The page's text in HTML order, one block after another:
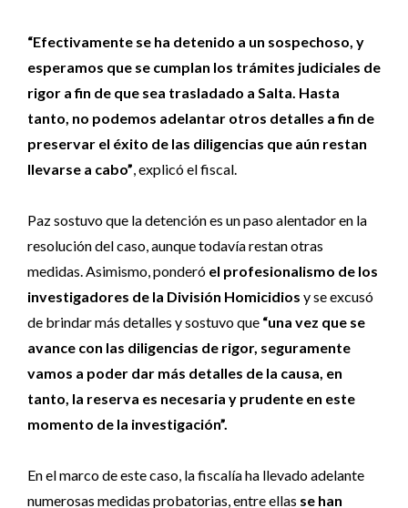
“Efectivamente se ha detenido a un sospechoso, y
esperamos que se cumplan los trámites judiciales de
rigor a fin de que sea trasladado a Salta. Hasta
tanto, no podemos adelantar otros detalles a fin de
preservar el éxito de las diligencias que aún restan
llevarse a cabo”, explicó el fiscal.
Paz sostuvo que la detención es un paso alentador en la
resolución del caso, aunque todavía restan otras
medidas. Asimismo, ponderó el profesionalismo de los
investigadores de la División Homicidios y se excusó
de brindar más detalles y sostuvo que “una vez que se
avance con las diligencias de rigor, seguramente
vamos a poder dar más detalles de la causa, en
tanto, la reserva es necesaria y prudente en este
momento de la investigación”.
En el marco de este caso, la fiscalía ha llevado adelante
numerosas medidas probatorias, entre ellas se han